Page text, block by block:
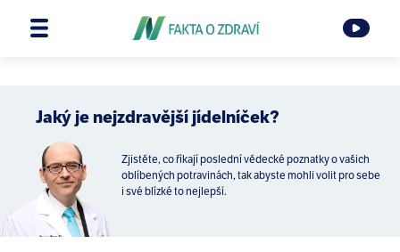
Jaký je nejzdravější jídelníček?
Zjistěte, co říkají poslední vědecké poznatky o vašich
oblíbených potravinách, tak abyste mohli volit pro sebe
i své blízké to nejlepší.